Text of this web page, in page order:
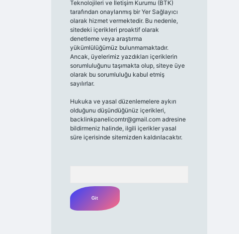
Teknolojileri ve İletişim Kurumu (BTK)
tarafından onaylanmış bir Yer Sağlayıcı
olarak hizmet vermektedir. Bu nedenle,
sitedeki içerikleri proaktif olarak
denetleme veya araştırma
yükümlülüğümüz bulunmamaktadır.
Ancak, üyelerimiz yazdıkları içeriklerin
sorumluluğunu taşımakta olup, siteye üye
olarak bu sorumluluğu kabul etmiş
sayılırlar.
Hukuka ve yasal düzenlemelere aykırı
olduğunu düşündüğünüz içerikleri,
backlinkpanelicomtr@gmail.comadresine
bildirmeniz halinde, ilgili içerikler yasal
süre içerisinde sitemizden kaldırılacaktır.